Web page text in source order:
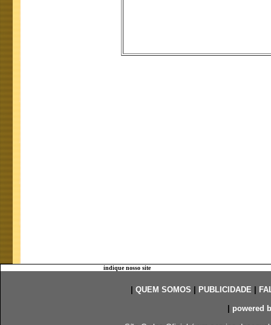
indique nosso site
QUEM SOMOS PUBLICIDADE|
powered